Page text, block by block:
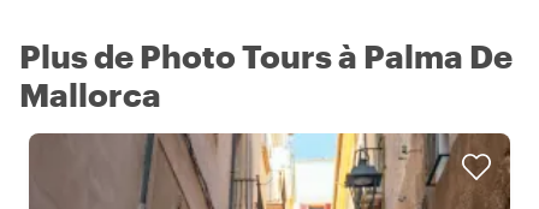
Plus de Photo Tours à Palma De
Mallorca